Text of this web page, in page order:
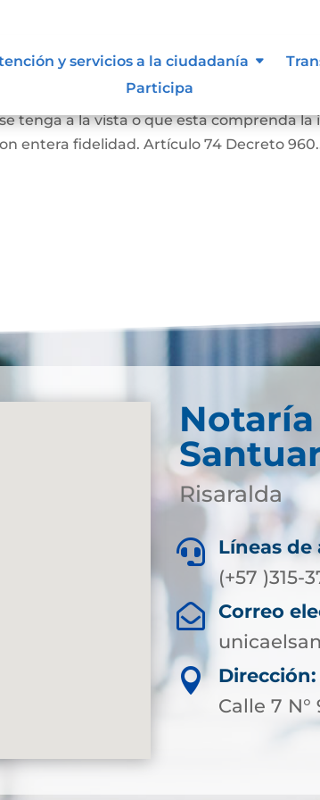
y servicios a la ciudadanía
Participa
literal de un documento, siempre que
tenga a la vista o que esta comprenda
entera fidelidad. Artículo 74 Decreto
Risaralda

Líneas de
(+57 )315-

Correo

Dirección:
Calle 7